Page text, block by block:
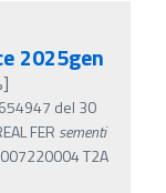
2025gen
del 30
FER sementi
T2A